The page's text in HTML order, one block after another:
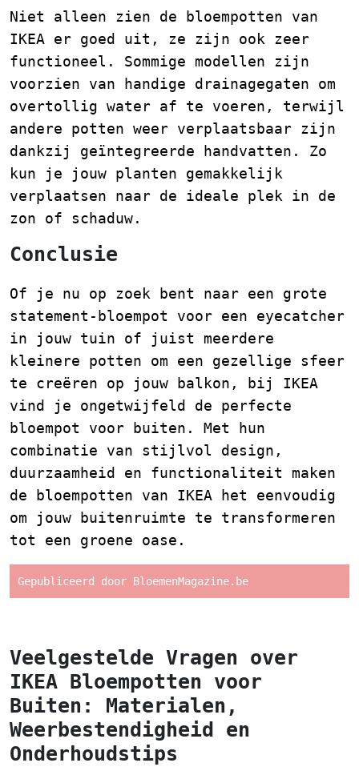
Niet alleen zien de bloempotten van
IKEA er goed uit, ze zijn ook zeer
functioneel. Sommige modellen zijn
voorzien van handige drainagegaten om
overtollig water af te voeren, terwijl
andere potten weer verplaatsbaar zijn
dankzij geïntegreerde handvatten. Zo
kun je jouw planten gemakkelijk
verplaatsen naar de ideale plek in de
zon of schaduw.
Conclusie
Of je nu op zoek bent naar een grote
statement-bloempot voor een eyecatcher
in jouw tuin of juist meerdere
kleinere potten om een gezellige sfeer
te creëren op jouw balkon, bij IKEA
vind je ongetwijfeld de perfecte
bloempot voor buiten. Met hun
combinatie van stijlvol design,
duurzaamheid en functionaliteit maken
de bloempotten van IKEA het eenvoudig
om jouw buitenruimte te transformeren
tot een groene oase.
Gepubliceerd door BloemenMagazine.be
Veelgestelde Vragen over
IKEA Bloempotten voor
Buiten: Materialen,
Weerbestendigheid en
Onderhoudstips